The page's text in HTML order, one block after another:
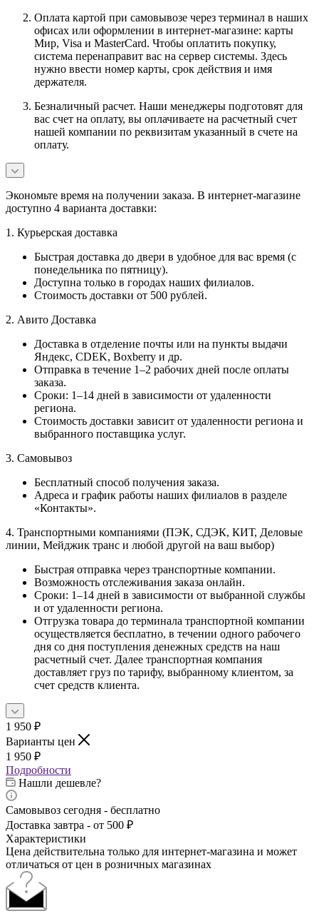
Оплата картой при самовывозе через терминал в наших
офисах или оформлении в интернет-магазине: карты
Мир, Visa и MasterCard. Чтобы оплатить покупку,
система перенаправит вас на сервер системы. Здесь
нужно ввести номер карты, срок действия и имя
держателя.
Безналичный расчет. Наши менеджеры подготовят для
вас счет на оплату, вы оплачиваете на расчетный счет
нашей компании по реквизитам указанный в счете на
оплату.
Экономьте время на получении заказа. В интернет-магазине
доступно 4 варианта доставки:
1. Курьерская доставка
Быстрая доставка до двери в удобное для вас время (с
понедельника по пятницу).
Доступна только в городах наших филиалов.
Стоимость доставки от 500 рублей.
2. Авито Доставка
Доставка в отделение почты или на пункты выдачи
Яндекс, CDEK, Boxberry и др.
Отправка в течение 1–2 рабочих дней после оплаты
заказа.
Сроки: 1–14 дней в зависимости от удаленности
региона.
Стоимость доставки зависит от удаленности региона и
выбранного поставщика услуг.
3. Самовывоз
Бесплатный способ получения заказа.
Адреса и график работы наших филиалов в разделе
«Контакты».
4. Транспортными компаниями (ПЭК, СДЭК, КИТ, Деловые
линии, Мейджик транс и любой другой на ваш выбор)
Быстрая отправка через транспортные компании.
Возможность отслеживания заказа онлайн.
Сроки: 1–14 дней в зависимости от выбранной службы
и от удаленности региона.
Отгрузка товара до терминала транспортной компании
осуществляется бесплатно, в течении одного рабочего
дня со дня поступления денежных средств на наш
расчетный счет. Далее транспортная компания
доставляет груз по тарифу, выбранному клиентом, за
счет средств клиента.
1 950 ₽
Варианты цен
1 950 ₽
Подробности
Нашли дешевле?
Самовывоз сегодня - бесплатно
Доставка завтра - от 500 ₽
Характеристики
Цена действительна только для интернет-магазина и может
отличаться от цен в розничных магазинах